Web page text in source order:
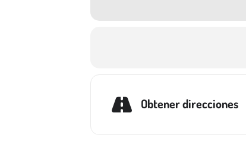
Obtener direcciones